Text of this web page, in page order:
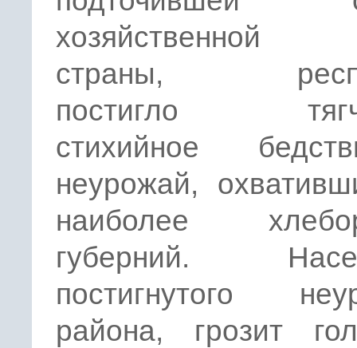
хозяйственной
страны,
постигло
стихийное
неурожай,
наиболее
губерний.
постигнутого
района, грозит